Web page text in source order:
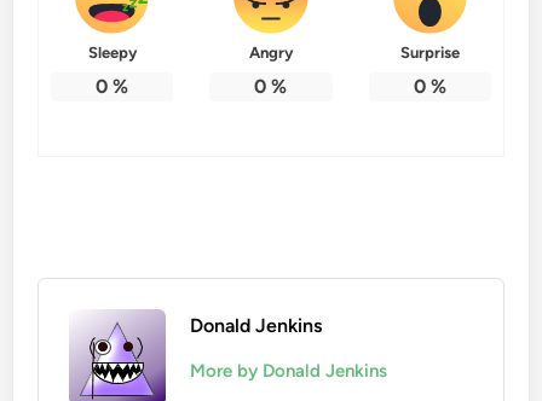
Sleepy
0 %
Angry
0 %
Surprise
0%
Donald Jenkins
More by Donald Jenkins